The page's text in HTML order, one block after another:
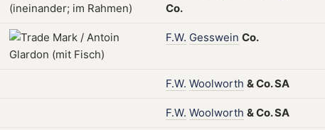
Co.
F.W. Gesswein Co.
F.W. Woolworth &Co.SA
F.W. Woolworth &Co.SA